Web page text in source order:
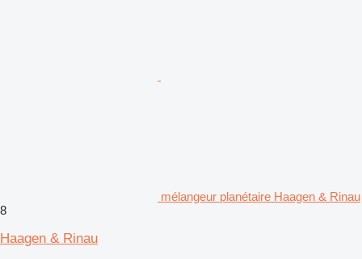
mélangeur planétaire Haagen & Rinau
8
Haagen & Rinau